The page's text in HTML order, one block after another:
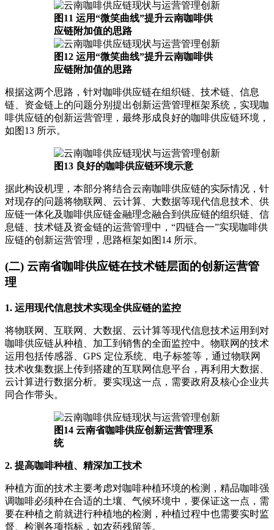
图11 运用“微笑曲线”提升云南咖啡供
应链附加值的思路
图12 运用“微笑曲线”提升云南咖啡供
应链附加值的思路
根据这两个思路，针对咖啡供应链在组织链、技术链、信息
链、资金链上的问题分别提出创新运营管理框架系统，实现咖
啡供应链的创新运营管理，最终形成良好的咖啡供应链环境，
如图13 所示。
图13 良好的咖啡供应链环境示意
据此构设机理，本部分将结合云南咖啡供应链的实际情况，针
对现存的问题将物联网、云计算、大数据等现代信息技术、供
应链一体化及咖啡供应链金融理念融合到供应链的组织链、信
息链、技术链及资金链的运营管理中，“四链合一”实现咖啡供
应链的创新运营管理，思路框架如图14 所示。
(二) 云南省咖啡供应链在技术链层面的创新运营管
理
1. 运用现代信息技术实现全供应链的监控
将物联网、互联网、大数据、云计算等现代信息技术运用到对
咖啡供应链从种植、加工到销售的全面监控中。物联网的技术
运用包括传感器、GPS 定位系统、电子标签等，通过物联网
技术收集数据上传到搭建的互联网信息平台，再利用大数据、
云计算进行数据分析。要实现这一点，需要政府及核心企业共
同合作带头。
图14 云南省咖啡供应创新运营管理系
统
2. 提高咖啡种植、精深加工技术
种植方面的技术主要考虑对咖啡种植环境的检测，精品咖啡强
调咖啡必须种在合适的土壤、气候环境中，要保证这一点，需
要在种植之前就进行种植地的检测，种植过程中也需要实时监
督、检测各项指标，如农药残留等。